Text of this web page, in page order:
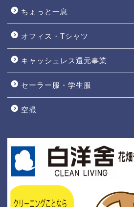
ちょっと一息
オフィス・Tシャツ
キャッシュレス還元事業
セーラー服・学生服
空撮